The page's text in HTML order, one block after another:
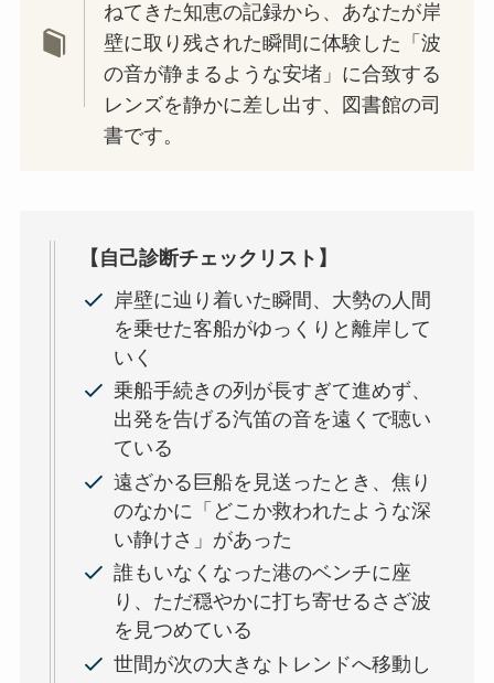
ねてきた知恵の記録から、あなたが岸
壁に取り残された瞬間に体験した「波
の音が静まるような安堵」に合致する
レンズを静かに差し出す、図書館の司
書です。
【自己診断チェックリスト】
岸壁に辿り着いた瞬間、大勢の人間
を乗せた客船がゆっくりと離岸して
いく
乗船手続きの列が長すぎて進めず、
出発を告げる汽笛の音を遠くで聴い
ている
遠ざかる巨船を見送ったとき、焦り
のなかに「どこか救われたような深
い静けさ」があった
誰もいなくなった港のベンチに座
り、ただ穏やかに打ち寄せるさざ波
を見つめている
世間が次の大きなトレンドへ移動し